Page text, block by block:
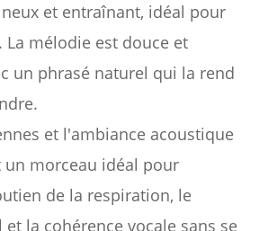
et entraînant, idéal pour
La mélodie est douce et
un phrasé naturel qui la rend
et l'ambiance acoustique
un morceau idéal pour
de la respiration, le
la cohérence vocale sans se